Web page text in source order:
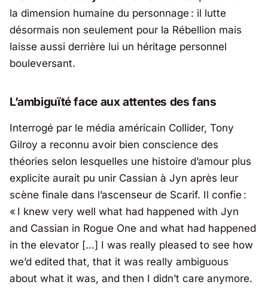
la dimension humaine du personnage : il lutte
désormais non seulement pour la Rébellion mais
laisse aussi derrière lui un héritage personnel
bouleversant.
L’ambiguïté face aux attentes des fans
Interrogé par le média américain Collider, Tony
Gilroy a reconnu avoir bien conscience des
théories selon lesquelles une histoire d’amour plus
explicite aurait pu unir Cassian à Jyn après leur
scène finale dans l’ascenseur de Scarif. Il confie :
« I knew very well what had happened with Jyn
and Cassian in Rogue One and what had happened
in the elevator […] I was really pleased to see how
we’d edited that, that it was really ambiguous
about what it was, and then I didn’t care anymore.